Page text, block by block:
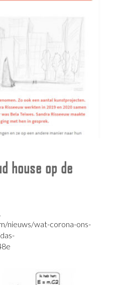
house op de
nieuws/wat-corona-ons-